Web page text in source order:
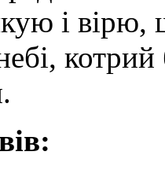
і вірю,